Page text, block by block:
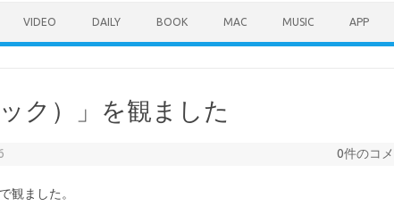
VIDEO DAILY BOOK MAC MUSIC APP
ク）」を観ました
0件のコ
観ました。